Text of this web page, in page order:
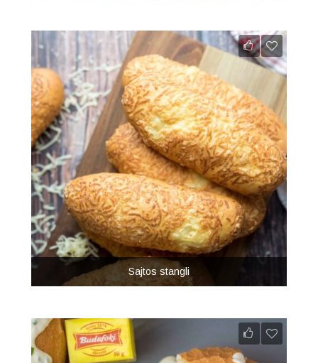
Sajtos stangli